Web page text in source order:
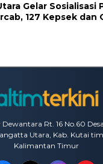
Gelar Sosialisasi
127 Kepsek dan
Dewantara Rt. 16 No.60
Utara, Kab. Kutai
Kalimantan Timur